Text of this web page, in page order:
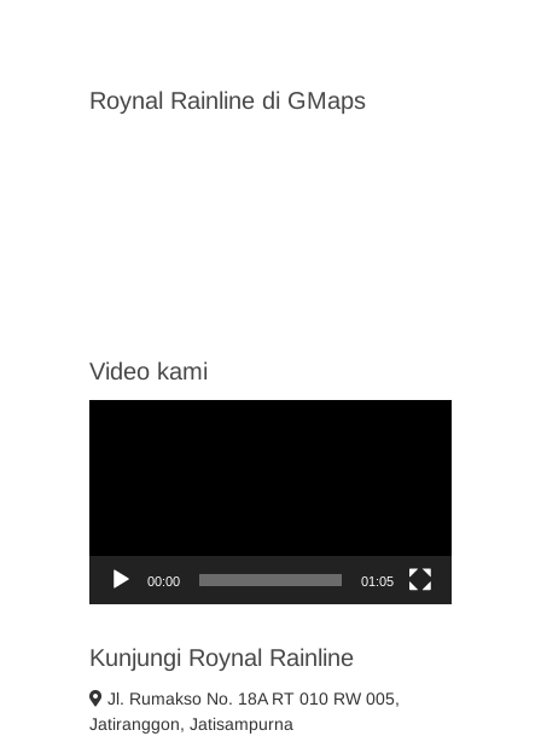
Roynal Rainline di GMaps
Video kami
00:00 01:05
Kunjungi Roynal Rainline
Jl. Rumakso No. 18A RT 010 RW 005,
Jatiranggon, Jatisampurna